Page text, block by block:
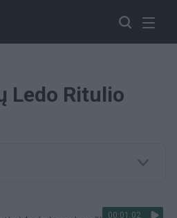
Ledo Ritulio
00:01:02